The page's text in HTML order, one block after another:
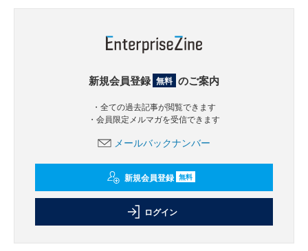
新規会員登録 無料 のご案内
・全ての過去記事が閲覧できます
・会員限定メルマガを受信できます
メールバックナンバー
新規会員登録 無料
ログイン